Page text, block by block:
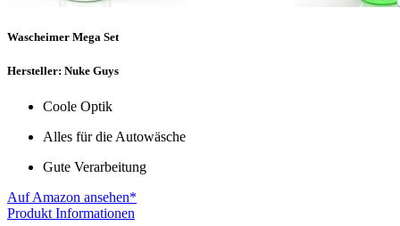
Wascheimer Mega Set
Hersteller: Nuke Guys
Coole Optik
Alles für die Autowäsche
Gute Verarbeitung
Auf Amazon ansehen*
Produkt Informationen